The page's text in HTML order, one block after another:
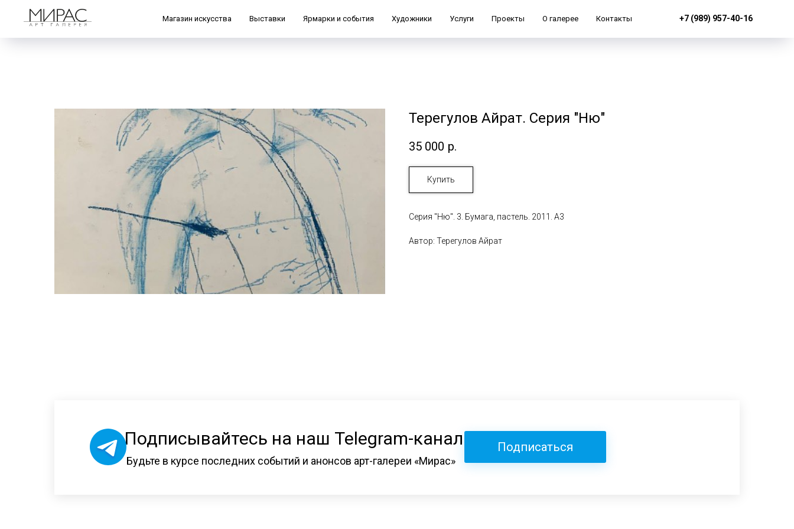
Магазин искусства Выставки Ярмарки и события Художники Услуги Проекты О галерее Контакты +7 (989) 957-40-16
Терегулов Айрат. Серия "Ню"
35 000 р.
Купить
Серия "Ню". 3. Бумага, пастель. 2011. А3
Автор: Терегулов Айрат
Подписывайтесь на наш Telegram-канал
Будьте в курсе последних событий и анонсов арт-галереи «Мирас»
Подписаться